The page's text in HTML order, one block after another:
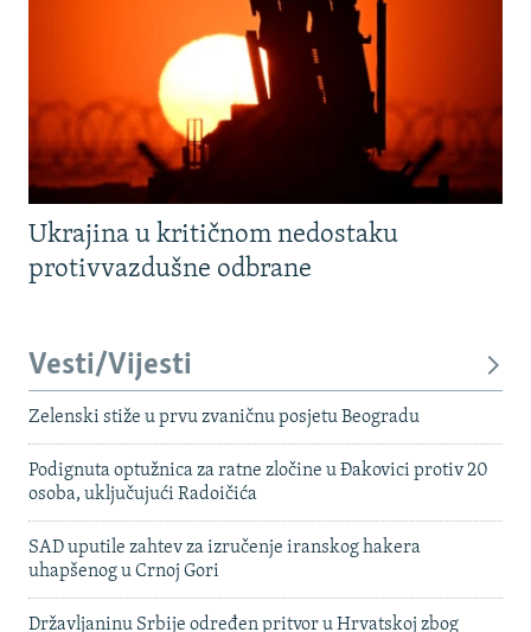
Ukrajina u kritičnom nedostaku
protivvazdušne odbrane
Vesti/Vijesti
Zelenski stiže u prvu zvaničnu posjetu Beogradu
Podignuta optužnica za ratne zločine u Đakovici protiv 20
osoba, uključujući Radoičića
SAD uputile zahtev za izručenje iranskog hakera
uhapšenog u Crnoj Gori
Državljaninu Srbije određen pritvor u Hrvatskoj zbog